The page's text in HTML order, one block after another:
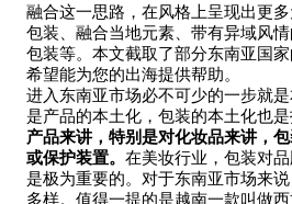
融合这一思路，在风格上呈现出更
包装、融合当地元素、带有异域风
包装等。本文截取了部分东南亚国
希望能为您的出海提供帮助。
进入东南亚市场必不可少的一步就
是产品的本土化，包装的本土化也是
产品来讲，特别是对化妆品来讲，
或保护装置。 在美妆行业，包装对
是极为重要的。对于东南亚市场来
多样。值得一提的是越南一款叫做